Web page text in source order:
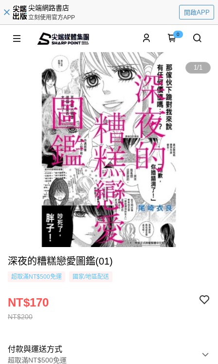
尖端網路書店
立刻使用官方APP
開啟APP
0
1/1
深夜的糟糕戀愛圖鑑(01)
超取滿NT$500免運 國家/地區配送
NT$200
NT$170
付款與運送方式
超取滿NT$500免運